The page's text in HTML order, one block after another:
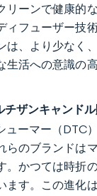
ーンで健康的
フューザー技
、より少なく
活への意識の
ザンキャンド
ーマー（DTC
のブランドは
かつては時折
す。この進化